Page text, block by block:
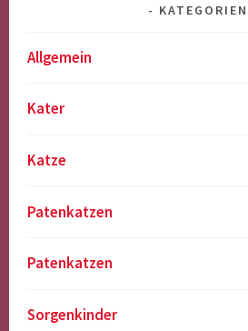
KATEGORIEN
Allgemein
Kater
Katze
Patenkatzen
Patenkatzen
Sorgenkinder